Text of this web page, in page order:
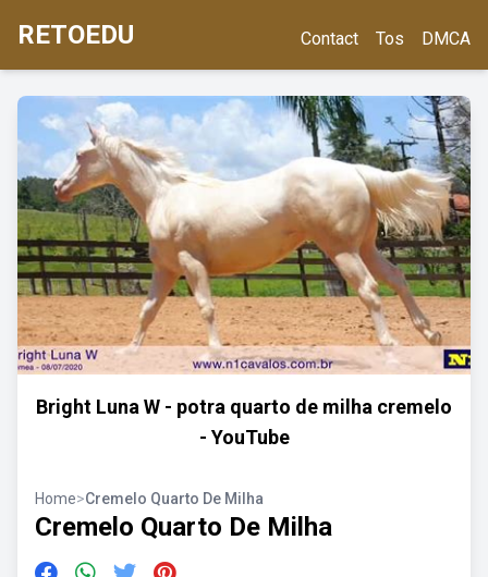
RETOEDU Contact Tos DMCA
Bright Luna W - potra quarto de milha cremelo
- YouTube
Home>Cremelo Quarto De Milha
Cremelo Quarto De Milha